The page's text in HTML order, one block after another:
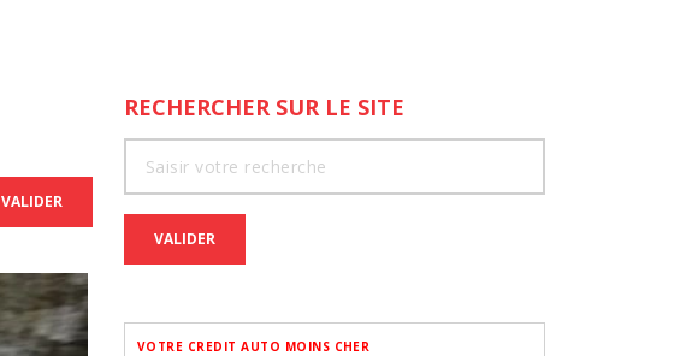
VALIDER
RECHERCHER SUR LE SITE
VALIDER
VOTRE CREDIT AUTO MOINS CHER